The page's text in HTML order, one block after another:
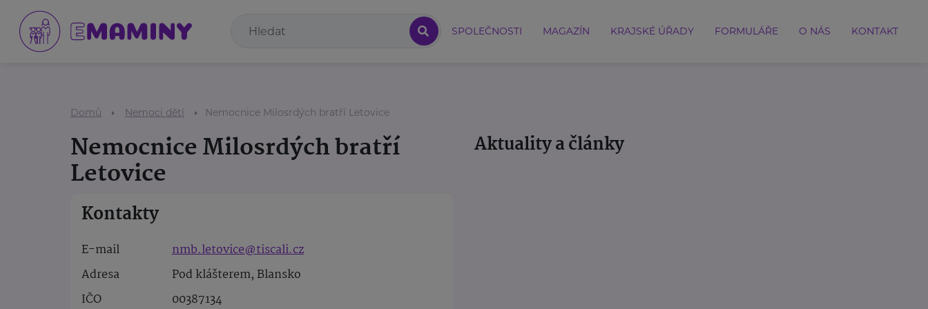
SPOLEČNOSTI MAGAZÍN KRAJSKÉ ÚŘADY FORMULÁŘE O NÁS KONTAKT
Domů Nemoci dětí Nemocnice Milosrdých bratří Letovice
Nemocnice Milosrdých bratří
Letovice
Kontakty
E-mail
nmb.letovice@tiscali.cz
Adresa
Pod klášterem, Blansko
IČO
00387134
Aktuality a články